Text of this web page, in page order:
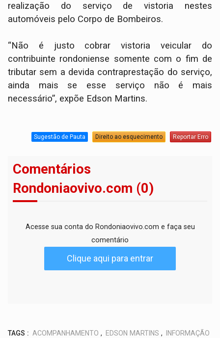
realização do serviço de vistoria nestes
automóveis pelo Corpo de Bombeiros.
“Não é justo cobrar vistoria veicular do
contribuinte rondoniense somente com o fim de
tributar sem a devida contraprestação do serviço,
ainda mais se esse serviço não é mais
necessário”, expõe Edson Martins.
Sugestão de Pauta Direito ao esquecimento Reportar Erro
Comentários
Rondoniaovivo.com (0)
Acesse sua conta do Rondoniaovivo.com e faça seu
comentário
Clique aqui para entrar
TAGS : ACOMPANHAMENTO , EDSON MARTINS ,
INFORMAÇÃO